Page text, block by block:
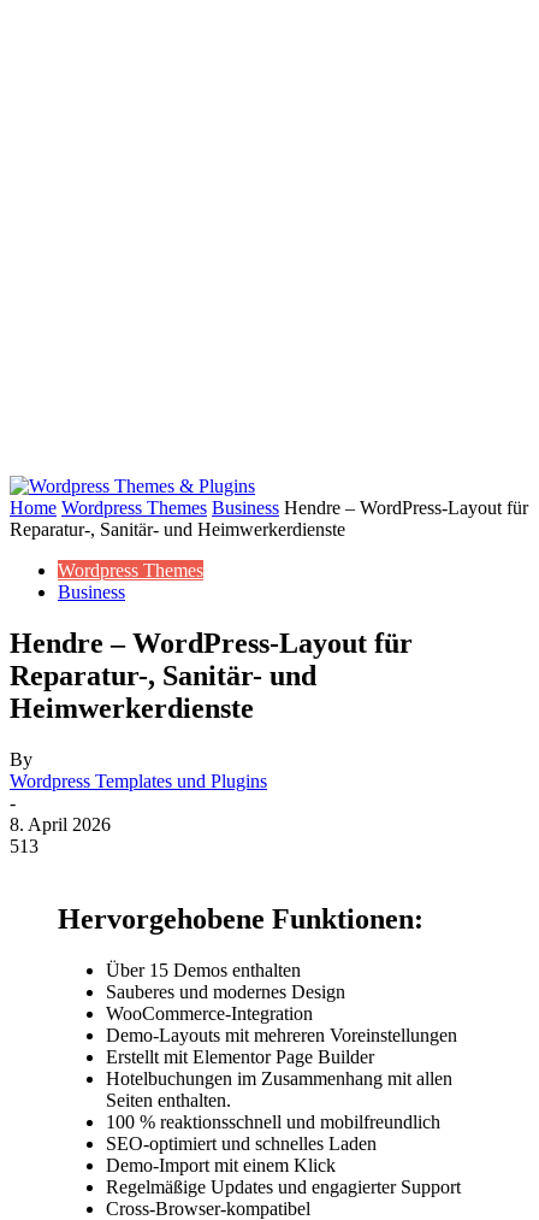
Home Wordpress Themes Business Hendre – WordPress-Layout für
Reparatur-, Sanitär- und Heimwerkerdienste
Wordpress Themes
Business
Hendre – WordPress-Layout für
Reparatur-, Sanitär- und
Heimwerkerdienste
By
Wordpress Templates und Plugins
-
8. April 2026
513
Hervorgehobene Funktionen:
Über 15 Demos enthalten
Sauberes und modernes Design
WooCommerce-Integration
Demo-Layouts mit mehreren Voreinstellungen
Erstellt mit Elementor Page Builder
Hotelbuchungen im Zusammenhang mit allen
Seiten enthalten.
100 % reaktionsschnell und mobilfreundlich
SEO-optimiert und schnelles Laden
Demo-Import mit einem Klick
Regelmäßige Updates und engagierter Support
Cross-Browser-kompatibel